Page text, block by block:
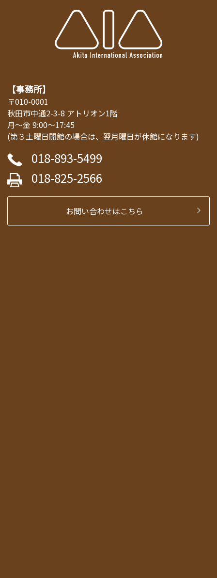
【事務所】
〒010-0001
秋田市中通2-3-8 アトリオン1階
月～金 9:00～17:45
(第３土曜日開館の場合は、翌月曜日が休館になります)
018-893-5499
018-825-2566
お問い合わせはこちら